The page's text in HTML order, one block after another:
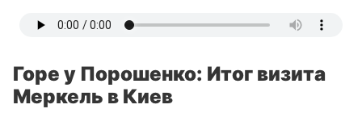
Горе у Порошенко: Итог визита
Меркель в Киев